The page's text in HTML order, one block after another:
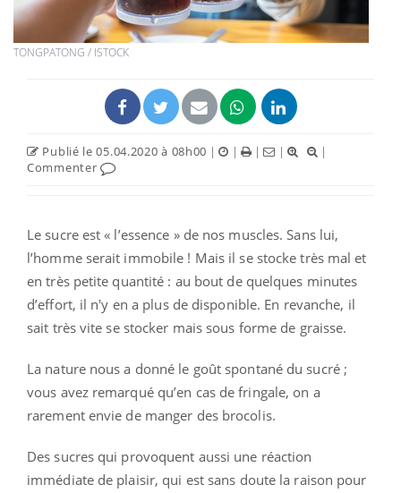
TONGPATONG / ISTOCK
Publié le 05.04.2020 à 08h00 | | | |
|
Commenter
Le sucre est « l’essence » de nos muscles. Sans lui,
l’homme serait immobile ! Mais il se stocke très mal et
en très petite quantité : au bout de quelques minutes
d’effort, il n'y en a plus de disponible. En revanche, il
sait très vite se stocker mais sous forme de graisse.
La nature nous a donné le goût spontané du sucré ;
vous avez remarqué qu’en cas de fringale, on a
rarement envie de manger des brocolis.
Des sucres qui provoquent aussi une réaction
immédiate de plaisir, qui est sans doute la raison pour